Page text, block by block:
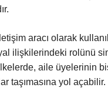
aracı olarak
ilişkilerindeki rolünü
aile üyelerinin
taşımasına yol